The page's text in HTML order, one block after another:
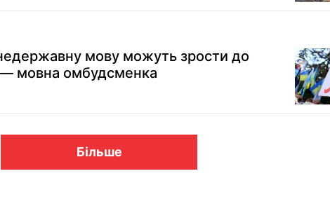
мову можуть зрости до
— мовна омбудсменка
Більше